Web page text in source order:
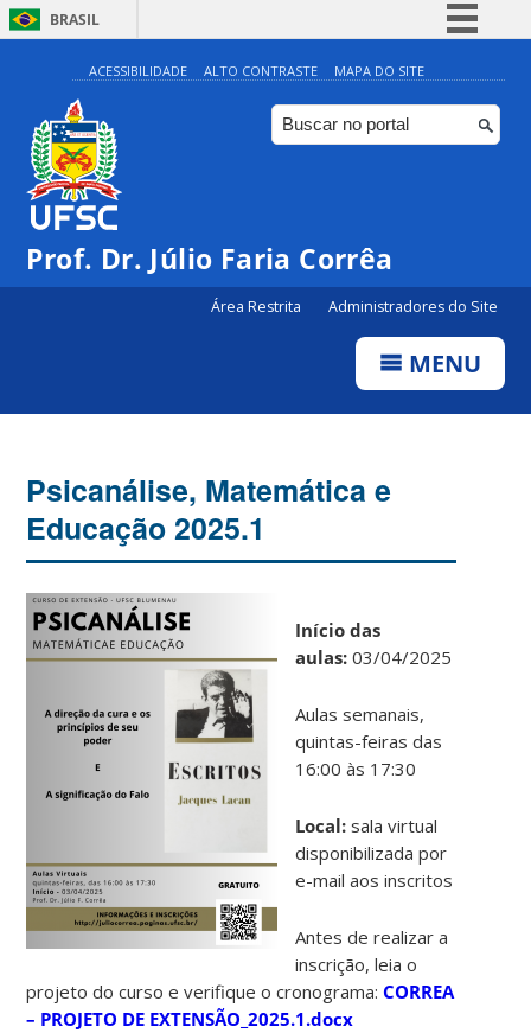
BRASIL
Simplifique!
Comunica BR
Participe
Canais
ACESSIBILIDADE ALTO CONTRASTE MAPA DO SITE
Prof. Dr. Júlio Faria Corrêa
Área Restrita Administradores do Site
MENU
Psicanálise, Matemática e
Educação 2025.1
Início das
aulas: 03/04/2025
Aulas semanais,
quintas-feiras das
16:00 às 17:30
Local: sala virtual
disponibilizada por
e-mail aos inscritos
Antes de realizar a
inscrição, leia o
projeto do curso e verifique o cronograma:CORREA
– PROJETO DE EXTENSÃO_2025.1.docx